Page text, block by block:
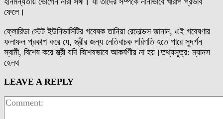
ফেলে।
ফ্লোরিডা স্টেট ইউনিভার্সিটির গবেষক তানিয়া রেনোল্ডস জানান, এই গবেষণার
ফলাফল প্রকাশ করে যে, স্ত্রীর জন্য নেতিবাচক পরিণতি হতে পারে সুদর্শন
স্বামী, বিশেষ করে স্ত্রী যদি বিশেষভাবে আকর্ষণীয় না হয়।তথ্যসূত্র: ম্যানস
হেলথ
LEAVE A REPLY